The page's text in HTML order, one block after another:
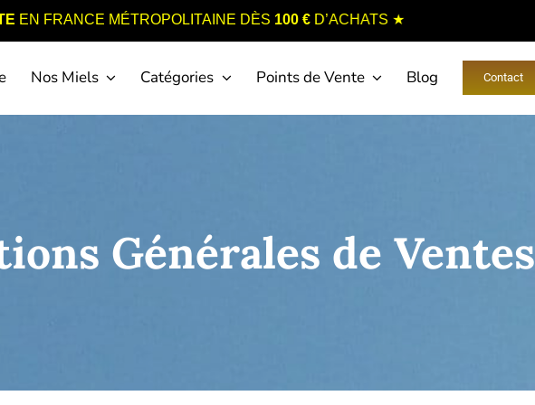
MÉTROPOLITAINE DÈS100 €D’ACHATS★
Nos Miels Catégories Points de Vente Blog Contact
Générales de Ventes